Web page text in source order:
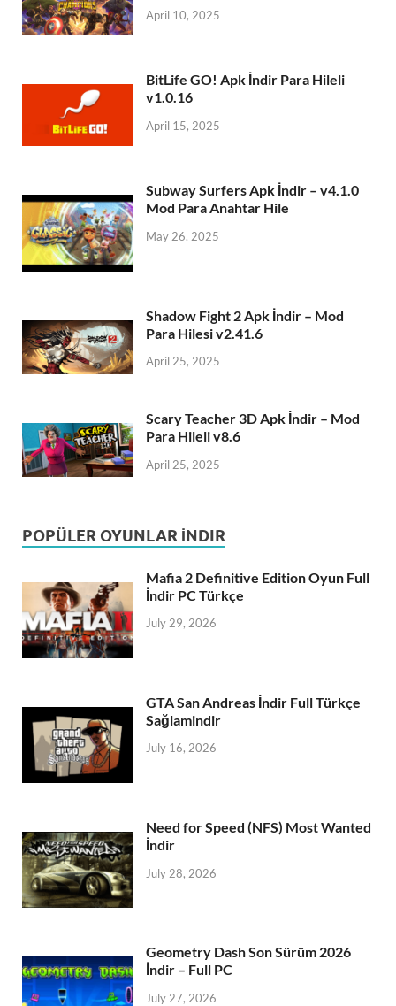
April 10, 2025
BitLife GO! Apk İndir Para Hileli
v1.0.16
April 15, 2025
Subway Surfers Apk İndir – v4.1.0
Mod Para Anahtar Hile
May 26, 2025
Shadow Fight 2 Apk İndir – Mod
Para Hilesi v2.41.6
April 25, 2025
Scary Teacher 3D Apk İndir – Mod
Para Hileli v8.6
April 25, 2025
POPÜLER OYUNLAR İNDIR
Mafia 2 Definitive Edition Oyun Full
İndir PC Türkçe
July 29, 2026
GTA San Andreas İndir Full Türkçe
Sağlamindir
July 16, 2026
Need for Speed (NFS) Most Wanted
İndir
July 28, 2026
Geometry Dash Son Sürüm 2026
İndir – Full PC
July 27, 2026